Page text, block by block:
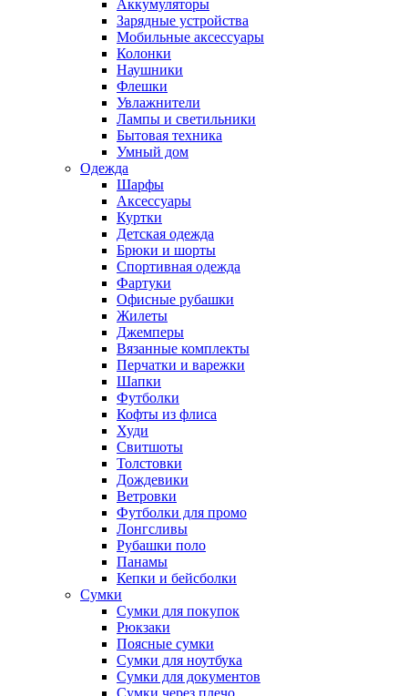
Аккумуляторы
Зарядные устройства
Мобильные аксессуары
Колонки
Наушники
Флешки
Увлажнители
Лампы и светильники
Бытовая техника
Умный дом
Одежда
Шарфы
Аксессуары
Куртки
Детская одежда
Брюки и шорты
Спортивная одежда
Фартуки
Офисные рубашки
Жилеты
Джемперы
Вязанные комплекты
Перчатки и варежки
Шапки
Футболки
Кофты из флиса
Худи
Свитшоты
Толстовки
Дождевики
Ветровки
Футболки для промо
Лонгсливы
Рубашки поло
Панамы
Кепки и бейсболки
Сумки
Сумки для покупок
Рюкзаки
Поясные сумки
Сумки для ноутбука
Сумки для документов
Сумки через плечо